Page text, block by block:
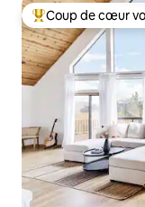
Coups de cœur
Coup de cœur